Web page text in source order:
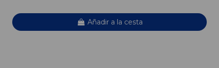
Añadir a la cesta